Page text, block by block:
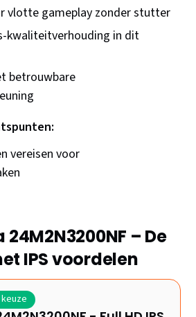
vlotte gameplay zonder stutter
kwaliteitverhouding in dit
betrouwbare
vereisen voor
24M2N3200NF – De
IPS voordelen